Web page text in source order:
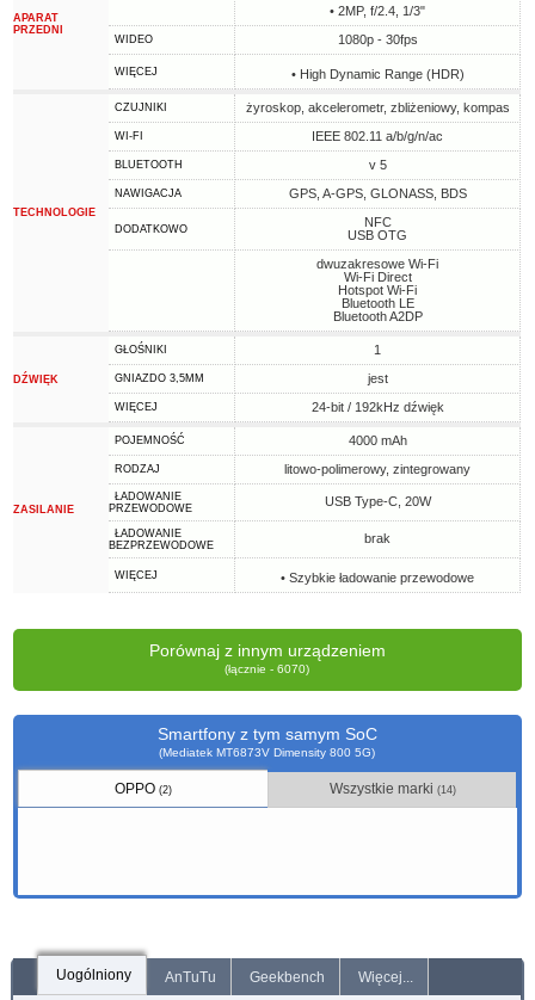
APARAT
PRZEDNI
• 2MP, f/2.4, 1/3"
WIDEO 1080p - 30fps
WIĘCEJ • High Dynamic Range (HDR)
TECHNOLOGIE
CZUJNIKI żyroskop, akcelerometr, zbliżeniowy, kompas
WI-FI IEEE 802.11 a/b/g/n/ac
BLUETOOTH v 5
NAWIGACJA GPS, A-GPS, GLONASS, BDS
DODATKOWO
NFC
USB OTG
dwuzakresowe Wi-Fi
Wi-Fi Direct
Hotspot Wi-Fi
Bluetooth LE
Bluetooth A2DP
DŹWIĘK
GŁOŚNIKI 1
GNIAZDO 3,5MM jest
WIĘCEJ 24-bit / 192kHz dźwięk
ZASILANIE
POJEMNOŚĆ 4000 mAh
RODZAJ litowo-polimerowy, zintegrowany
ŁADOWANIE
PRZEWODOWE
USB Type-C, 20W
ŁADOWANIE
BEZPRZEWODOWE
brak
WIĘCEJ • Szybkie ładowanie przewodowe
Porównaj z innym urządzeniem
(łącznie - 6070)
Smartfony z tym samym SoC
(Mediatek MT6873V Dimensity 800 5G)
OPPO(2) Wszystkie marki (14)
Uogólniony AnTuTu Geekbench Więcej...